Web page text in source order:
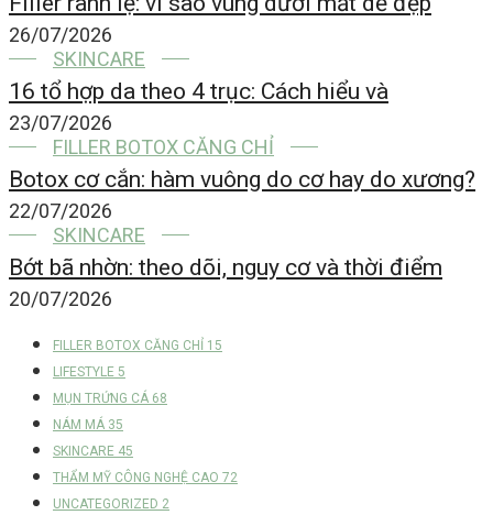
26/07/2026
SKINCARE
16 tổ hợp da theo 4 trục: Cách hiểu và
23/07/2026
FILLER BOTOX CĂNG CHỈ
Botox cơ cắn: hàm vuông do cơ hay do xương?
22/07/2026
SKINCARE
Bớt bã nhờn: theo dõi, nguy cơ và thời điểm
20/07/2026
FILLER BOTOX CĂNG CHỈ 15
LIFESTYLE 5
MỤN TRỨNG CÁ 68
NÁM MÁ 35
SKINCARE 45
THẨM MỸ CÔNG NGHỆ CAO 72
UNCATEGORIZED 2